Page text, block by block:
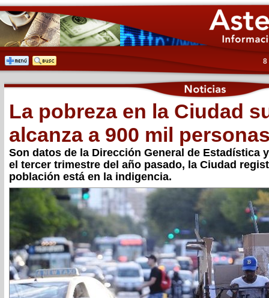
8
La pobreza en la Ciudad
alcanza a 900 mil
Son datos de la Dirección General de Estadística
el tercer trimestre del año pasado, la Ciudad
población está en la indigencia.